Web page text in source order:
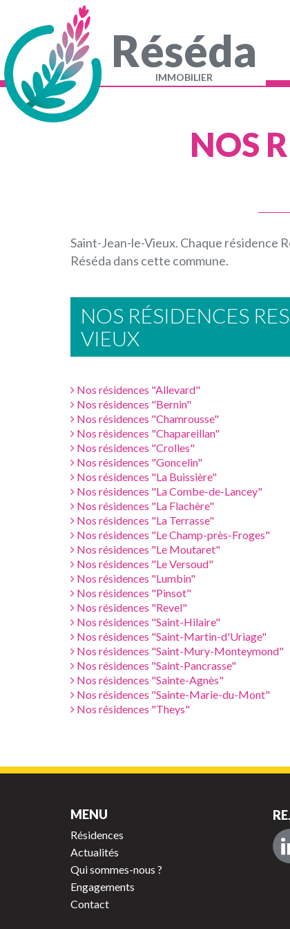
contenu
principal
Réséda
IMMOBILIER
Navigation
principale
NOS
Saint-Jean-le-Vieux. Chaque résidence
Réséda dans cette commune.
NOS RÉSIDENCES
VIEUX
Nos résidences "Allevard"
Nos résidences "Bernin"
Nos résidences "Chamrousse"
Nos résidences "Chapareillan"
Nos résidences "Crolles"
Nos résidences "Goncelin"
Nos résidences "La Buissière"
Nos résidences "La Combe-de-Lancey"
Nos résidences "La Flachère"
Nos résidences "La Terrasse"
Nos résidences "Le Champ-près-Froges"
Nos résidences "Le Moutaret"
Nos résidences "Le Versoud"
Nos résidences "Lumbin"
Nos résidences "Pinsot"
Nos résidences "Revel"
Nos résidences "Saint-Hilaire"
Nos résidences "Saint-Martin-d'Uriage"
Nos résidences "Saint-Mury-Monteymond"
Nos résidences "Saint-Pancrasse"
Nos résidences "Sainte-Agnès"
Nos résidences "Sainte-Marie-du-Mont"
Nos résidences "Theys"
MENU
Résidences
Actualités
Qui sommes-nous ?
Engagements
Contact